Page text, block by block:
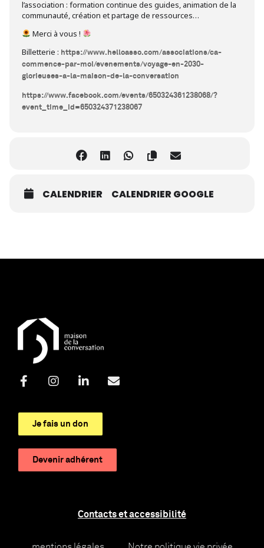
l’association : formation continue des guides, animation de la
communauté, création et partage de ressources…
Merci à vous !
Billetterie : https://www.helloasso.com/associations/ca-
commence-par-moi/evenements/voyage-en-2030-
glorieuses-a-la-maison-de-la-conversation
https://www.facebook.com/events/650324361238068/?
event_time_id=650324371238067
CALENDRIER CALENDRIER GOOGLE
Je fais un don
Devenir adhérent
Contacts et accessibilité